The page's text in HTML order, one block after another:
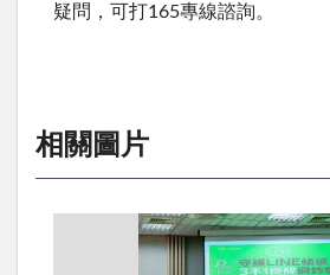
疑問，可打165專線諮詢。
相關圖片